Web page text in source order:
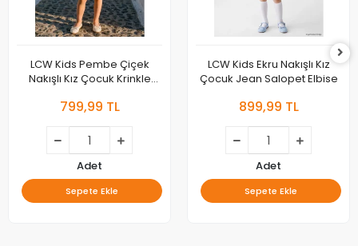
LCW Kids Pembe Çiçek
Nakışlı Kız Çocuk Krinkle
799,99 TL
Adet
Sepete Ekle
LCW Kids Ekru Nakışlı Kız
Çocuk Jean Salopet Elbise
899,99 TL
Adet
Sepete Ekle